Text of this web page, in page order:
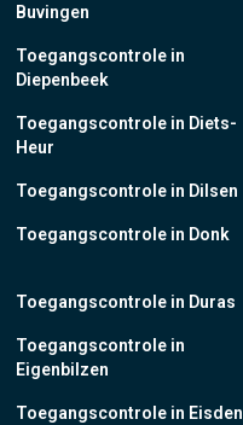
Buvingen
Toegangscontrole in
Diepenbeek
Toegangscontrole in Diets-
Heur
Toegangscontrole in Dilsen
Toegangscontrole in Donk
Toegangscontrole in Duras
Toegangscontrole in
Eigenbilzen
Toegangscontrole in Eisden